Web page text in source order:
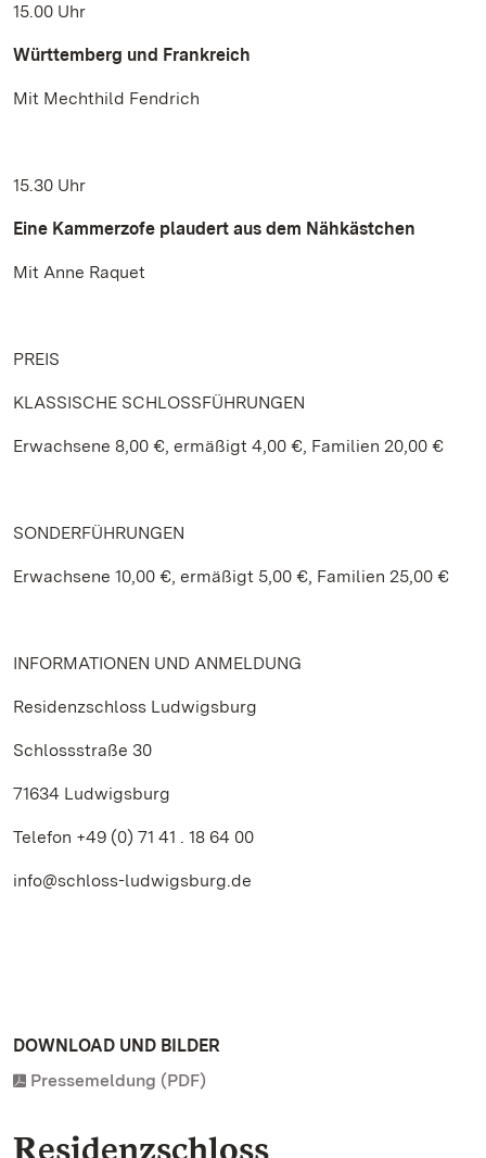
15.00 Uhr
Württemberg und Frankreich
Mit Mechthild Fendrich
15.30 Uhr
Eine Kammerzofe plaudert aus dem Nähkästchen
Mit Anne Raquet
PREIS
KLASSISCHE SCHLOSSFÜHRUNGEN
Erwachsene 8,00 €, ermäßigt 4,00 €, Familien 20,00 €
SONDERFÜHRUNGEN
Erwachsene 10,00 €, ermäßigt 5,00 €, Familien 25,00 €
INFORMATIONEN UND ANMELDUNG
Residenzschloss Ludwigsburg
Schlossstraße 30
71634 Ludwigsburg
Telefon +49 (0) 71 41 . 18 64 00
info@schloss-ludwigsburg.de
DOWNLOAD UND BILDER
Pressemeldung (PDF)
Residenzschloss